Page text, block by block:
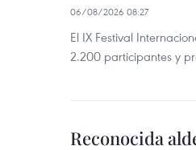
06/08/2026 08:27
El IX Festival
2.200 participantes y
Reconocida